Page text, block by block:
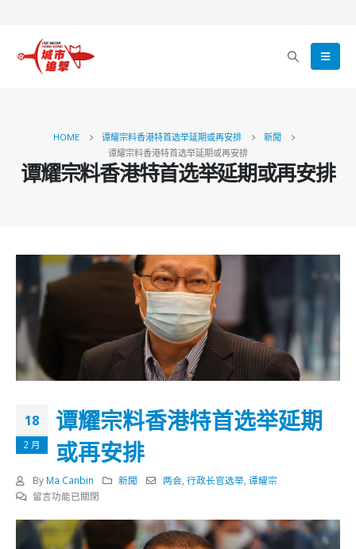
HOME 谭耀宗料香港特首选举延期或再安排
新聞
谭耀宗料香港特首选举延期或再安排
谭耀宗料香港特首选举延期或再安排
18
2 月
谭耀宗料香港特首选举延期
或再安排
By Ma Canbin 新聞 两会,行政长官选举,谭耀宗
在
耀
宗
留言功能已關閉